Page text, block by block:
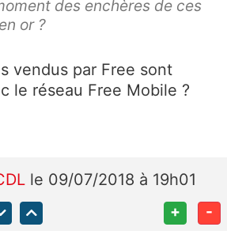
des enchères de ces
or ?
vendus par Free sont
le réseau Free Mobile ?
le 09/07/2018 à 19h01
+ -